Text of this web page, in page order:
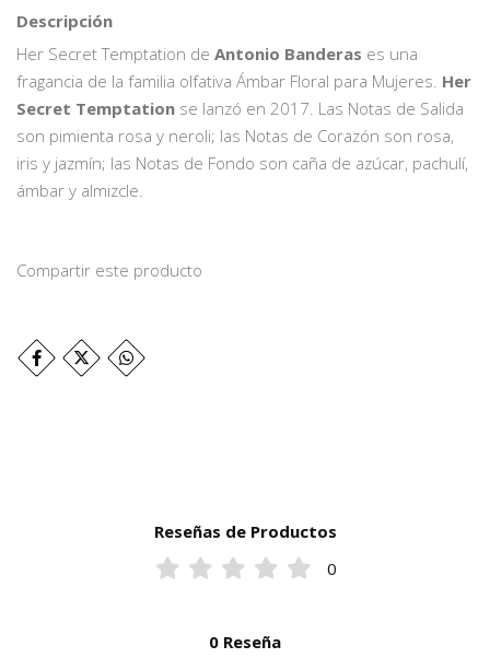
Descripción
Her Secret Temptation de Antonio Banderas es una
fragancia de la familia olfativa Ámbar Floral para Mujeres. Her
Secret Temptation se lanzó en 2017. Las Notas de Salida
son pimienta rosa y neroli; las Notas de Corazón son rosa,
iris y jazmín; las Notas de Fondo son caña de azúcar, pachulí,
ámbar y almizcle.
Compartir este producto
Reseñas de Productos
0
0 Reseña